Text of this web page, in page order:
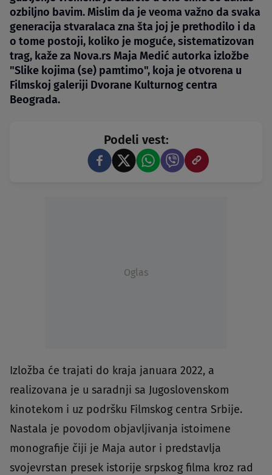
ozbiljno bavim. Mislim da je veoma važno da svaka
generacija stvaralaca zna šta joj je prethodilo i da
o tome postoji, koliko je moguće, sistematizovan
trag, kaže za Nova.rs Maja Medić autorka izložbe
"Slike kojima (se) pamtimo", koja je otvorena u
Filmskoj galeriji Dvorane Kulturnog centra
Beograda.
Podeli vest:
Oglas
Izložba će trajati do kraja januara 2022, a
realizovana je u saradnji sa Jugoslovenskom
kinotekom i uz podršku Filmskog centra Srbije.
Nastala je povodom objavljivanja istoimene
monografije čiji je Maja autor i predstavlja
svojevrstan presek istorije srpskog filma kroz rad